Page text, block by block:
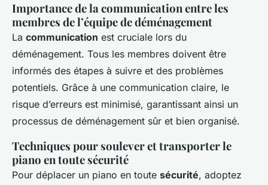
Importance de la communication entre les
membres de l’équipe de déménagement
La communication est cruciale lors du
déménagement. Tous les membres doivent être
informés des étapes à suivre et des problèmes
potentiels. Grâce à une communication claire, le
risque d’erreurs est minimisé, garantissant ainsi un
processus de déménagement sûr et bien organisé.
Techniques pour soulever et transporter le
piano en toute sécurité
Pour déplacer un piano en toute sécurité, adoptez